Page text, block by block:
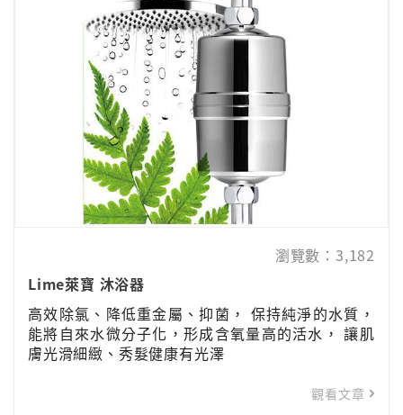
瀏覽數：3,182
Lime萊寶 沐浴器
高效除氯、降低重金屬、抑菌， 保持純淨的水質，
能將自來水微分子化，形成含氧量高的活水， 讓肌
膚光滑細緻、秀髮健康有光澤
觀看文章